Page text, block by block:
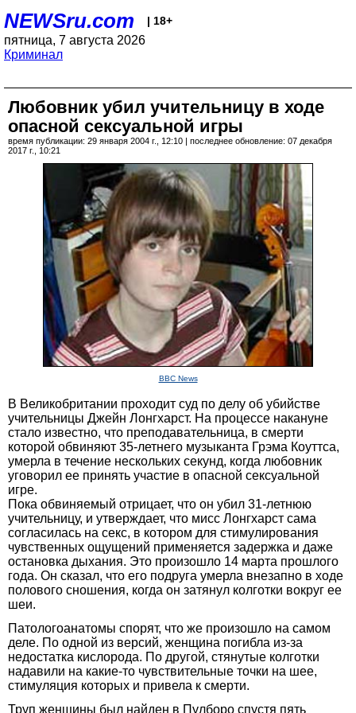
NEWSru.com | 18+
пятница, 7 августа 2026
Криминал
Любовник убил учительницу в ходе
опасной сексуальной игры
время публикации: 29 января 2004 г., 12:10 | последнее обновление: 07 декабря
2017 г., 10:21
BBC News
В Великобритании проходит суд по делу об убийстве
учительницы Джейн Лонгхарст. На процессе накануне
стало известно, что преподавательница, в смерти
которой обвиняют 35-летнего музыканта Грэма Коуттса,
умерла в течение нескольких секунд, когда любовник
уговорил ее принять участие в опасной сексуальной
игре.
Пока обвиняемый отрицает, что он убил 31-летнюю
учительницу, и утверждает, что мисс Лонгхарст сама
согласилась на секс, в котором для стимулирования
чувственных ощущений применяется задержка и даже
остановка дыхания. Это произошло 14 марта прошлого
года. Он сказал, что его подруга умерла внезапно в ходе
полового сношения, когда он затянул колготки вокруг ее
шеи.
Патологоанатомы спорят, что же произошло на самом
деле. По одной из версий, женщина погибла из-за
недостатка кислорода. По другой, стянутые колготки
надавили на какие-то чувствительные точки на шее,
стимуляция которых и привела к смерти.
Труп женщины был найден в Пулборо спустя пять